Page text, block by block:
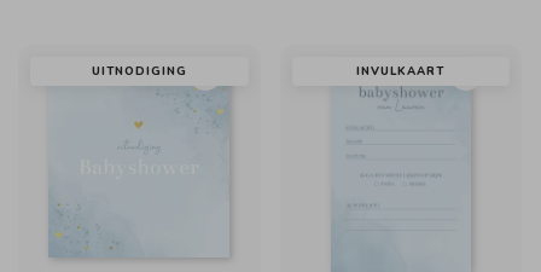
UITNODIGING INVULKAART